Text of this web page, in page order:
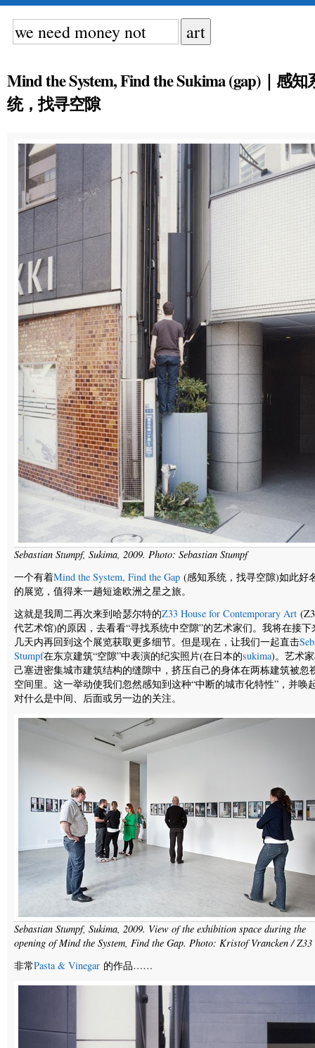
Mind the System, Find the Sukima (gap)｜感知
统，找寻空隙
Sebastian Stumpf, Sukima, 2009. Photo: Sebastian Stumpf
一个有着Mind the System, Find the Gap (感知系统，找寻空隙)如此好
的展览，值得来一趟短途欧洲之星之旅。
这就是我周二再次来到哈瑟尔特的Z33 House for Contemporary Art
代艺术馆)的原因，去看看“寻找系统中空隙”的艺术家们。我将在接下
几天内再回到这个展览获取更多细节。但是现在，让我们一起直击
Stumpf在东京建筑“空隙”中表演的纪实照片(在日本的sukima)。艺术
己塞进密集城市建筑结构的缝隙中，挤压自己的身体在两栋建筑被忽
空间里。这一举动使我们忽然感知到这种“中断的城市化特性”，并唤
对什么是中间、后面或另一边的关注。
Sebastian Stumpf, Sukima, 2009. View of the exhibition space during the
opening of Mind the System, Find the Gap. Photo: Kristof Vrancken / Z33
非常Pasta & Vinegar 的作品……